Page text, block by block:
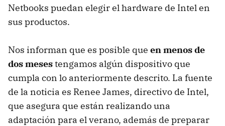
Netbooks puedan elegir el hardware de Intel en
sus productos.
Nos informan que es posible que en menos de
dos mesestengamos algún dispositivo que
cumpla con lo anteriormente descrito. La fuente
de la noticia es Renee James, directivo de Intel,
que asegura que están realizando una
adaptación para el verano, además de preparar